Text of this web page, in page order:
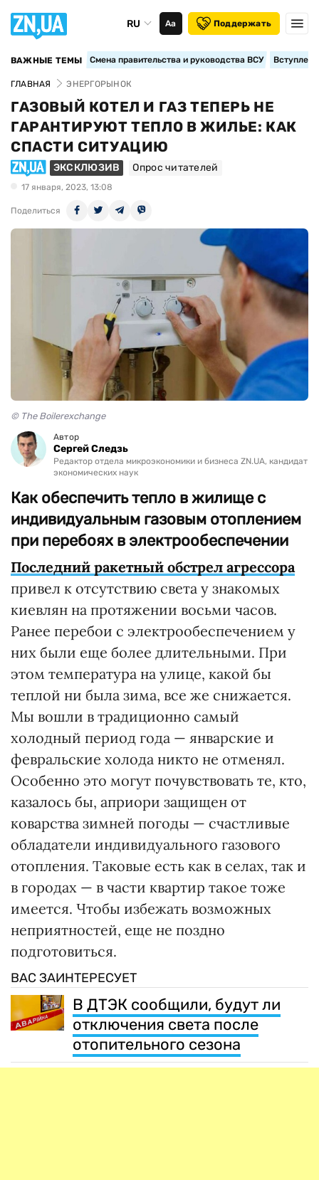
RU Аа Поддержать
ВАЖНЫЕ ТЕМЫ Смена правительства и руководства ВСУ
ГЛАВНАЯ ЭНЕРГОРЫНОК
ГАЗОВЫЙ КОТЕЛ И ГАЗ ТЕПЕРЬ НЕ
ГАРАНТИРУЮТ ТЕПЛО В ЖИЛЬЕ: КАК
СПАСТИ СИТУАЦИЮ
ЭКСКЛЮЗИВ Опрос читателей
17 января, 2023, 13:08
Поделиться
© The Boilerexchange
Автор
Сергей Следзь
Редактор отдела микроэкономики и бизнеса ZN.UA, кандидат
экономических наук
Как обеспечить тепло в жилище с
индивидуальным газовым отоплением
при перебоях в электрообеспечении
Последний ракетный обстрел агрессора
привел к отсутствию света у знакомых
киевлян на протяжении восьми часов.
Ранее перебои с электрообеспечением у
них были еще более длительными. При
этом температура на улице, какой бы
теплой ни была зима, все же снижается.
Мы вошли в традиционно самый
холодный период года — январские и
февральские холода никто не отменял.
Особенно это могут почувствовать те, кто,
казалось бы, априори защищен от
коварства зимней погоды — счастливые
обладатели индивидуального газового
отопления. Таковые есть как в селах, так и
в городах — в части квартир такое тоже
имеется. Чтобы избежать возможных
неприятностей, еще не поздно
подготовиться.
ВАС ЗАИНТЕРЕСУЕТ
В ДТЭК сообщили, будут ли
отключения света после
отопительного сезона